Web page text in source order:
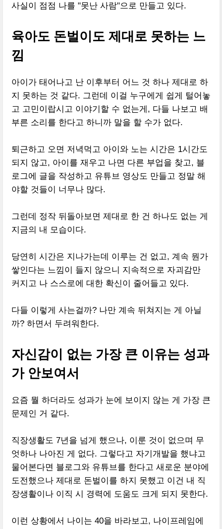
사실이 점점 나를 "못난 사람"으로 만들고 있다.
육아도 돈벌이도 제대로 못하는 느
낌
아이가 태어나고 난 이후부터 어느 것 하나 제대로 하
지 못하는 것 같다. 그런데 이걸 누구에게 쉽게 털어놓
고 고민이랍시고 이야기할 수 없는게, 다들 나보고 배
부른 소리를 한다고 하니까 말을 할 수가 없다.
퇴근하고 오면 저녁먹고 아이와 노는 시간은 1시간도
되지 않고, 아이를 재우고 나면 다른 부업을 찾고, 블
로그에 글을 작성하고 유튜브 영상도 만들고 정말 해
야할 것들이 너무나 많다.
그런데 정작 뒤돌아보면 제대로 한 건 하나도 없는 게
지금의 내 모습이다.
당연히 시간은 지나가는데 이루는 건 없고, 계속 뭔가
쌓인다는 느낌이 들지 않으니 지속적으로 자괴감만
커지고 나 스스로에 대한 확신이 줄어들고 있다.
다들 이렇게 사는걸까? 나만 계속 뒤쳐지는 게 아닐
까? 하면서 두려워한다.
자신감이 없는 가장 큰 이유는 성과
가 안보여서
요즘 뭘 하더라도 성과가 눈에 보이지 않는 게 가장 큰
문제인 거 같다.
직장생활도 7년을 넘게 했으나, 이룬 것이 없으며 무
엇하나 나아진 게 없다. 그렇다고 자기개발을 했냐고
물어본다면 블로그와 유튜브를 한다고 새로운 분야에
도전했으나 제대로 돈벌이를 하지 못했고 이건 내 직
장생활이나 이직 시 경력에 도움도 크게 되지 못한다.
이런 상황에서 나이는 40을 바라보고, 나이프레임에